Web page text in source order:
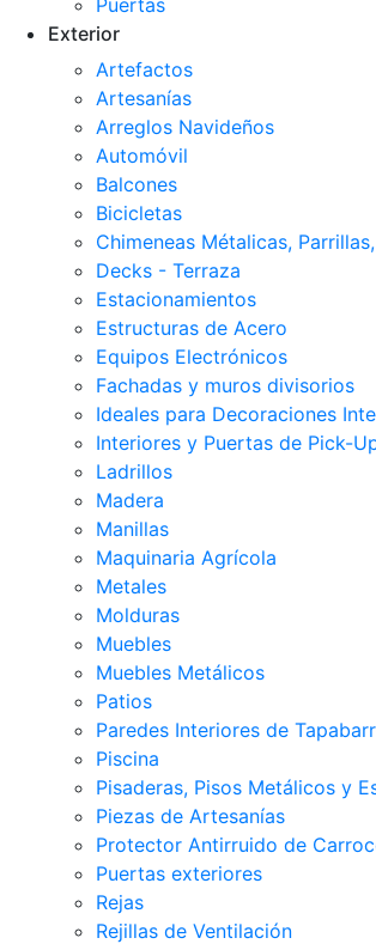
Puertas
Exterior
Artefactos
Artesanías
Arreglos Navideños
Automóvil
Balcones
Bicicletas
Chimeneas Métalicas,
Decks - Terraza
Estacionamientos
Estructuras de Acero
Equipos Electrónicos
Fachadas y muros divisorios
Ideales para Decoraciones
Interiores y Puertas de Pick-
Ladrillos
Madera
Manillas
Maquinaria Agrícola
Metales
Molduras
Muebles
Muebles Metálicos
Patios
Paredes Interiores de
Piscina
Pisaderas, Pisos Metálicos y
Piezas de Artesanías
Protector Antirruido de
Puertas exteriores
Rejas
Rejillas de Ventilación